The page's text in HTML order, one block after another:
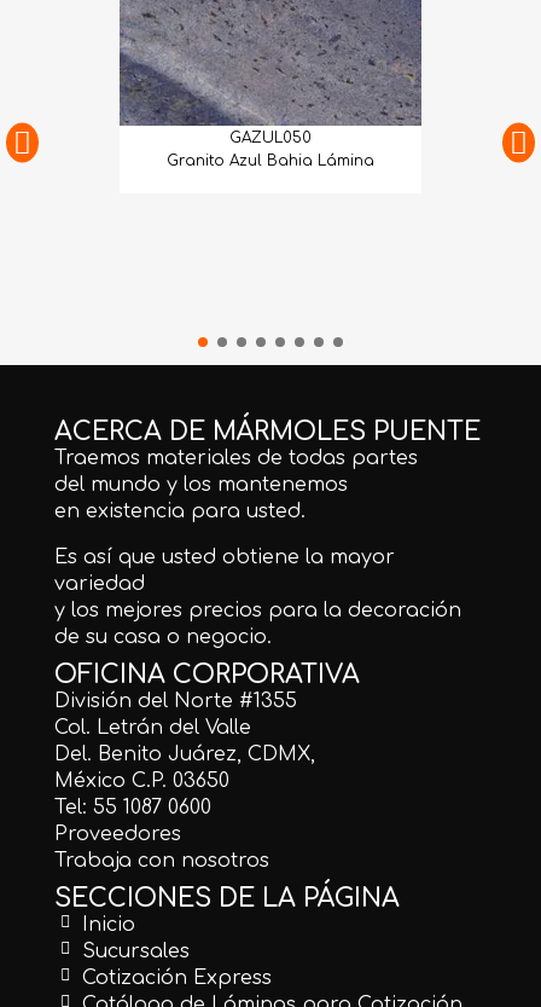
GAZUL050
Granito Azul Bahia Lámina
ACERCA DE MÁRMOLES PUENTE
Traemos materiales de todas partes
del mundo y los mantenemos
en existencia para usted.
Es así que usted obtiene la mayor
variedad
y los mejores precios para la decoración
de su casa o negocio.
OFICINA CORPORATIVA
División del Norte #1355
Col. Letrán del Valle
Del. Benito Juárez, CDMX,
México C.P. 03650
Tel: 55 1087 0600
Proveedores
Trabaja con nosotros
SECCIONES DE LA PÁGINA
Inicio
Sucursales
Cotización Express